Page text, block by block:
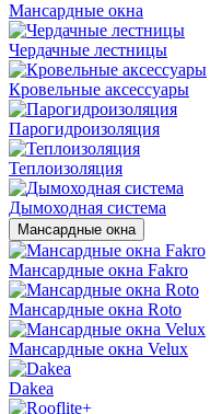
Мансардные окна
Чердачные лестницы
Кровельные аксессуары
Парогидроизоляция
Теплоизоляция
Дымоходная система
Мансардные окна
Мансардные окна Fakro
Мансардные окна Roto
Мансардные окна Velux
Dakea